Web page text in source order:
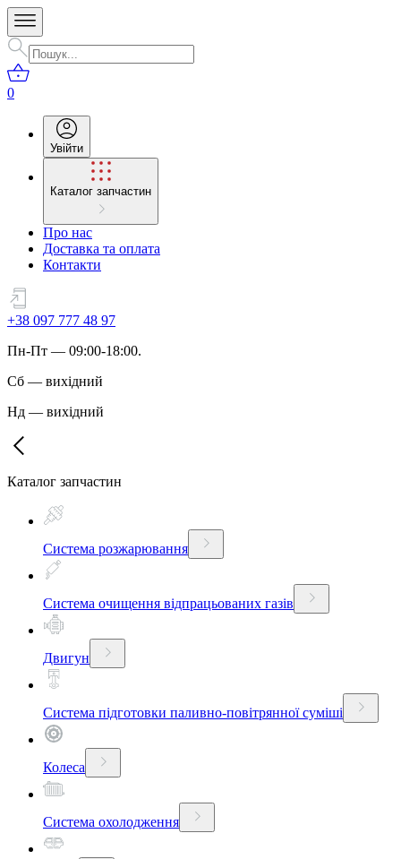
0
Увійти
Каталог запчастин
Про нас
Доставка та оплата
Контакти
+38 097 777 48 97
Пн-Пт — 09:00-18:00.
Сб — вихідний
Нд — вихідний
Каталог запчастин
Система розжарювання
Система очищення відпрацьованих газів
Двигун
Система підготовки паливно-повітрянної суміші
Колеса
Система охолодження